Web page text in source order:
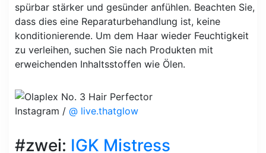
spürbar stärker und gesünder anfühlen. Beachten Sie,
dass dies eine Reparaturbehandlung ist, keine
konditionierende. Um dem Haar wieder Feuchtigkeit
zu verleihen, suchen Sie nach Produkten mit
erweichenden Inhaltsstoffen wie Ölen.
Instagram / @ live.thatglow
#zwei: IGK Mistress